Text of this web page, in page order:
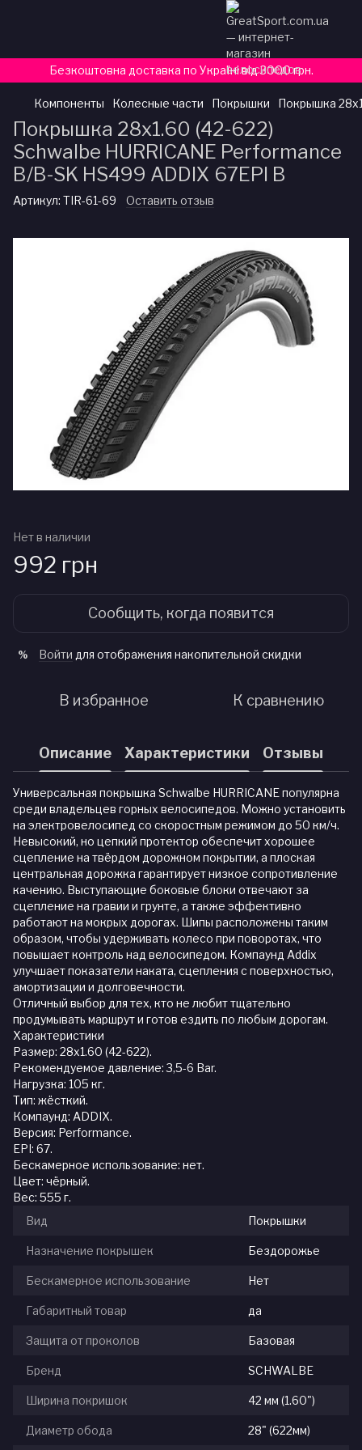
Безкоштовна доставка по Україні від 3000 грн.
Компоненты Колесные части Покрышки Покрышка
Покрышка 28x1.60 (42-622)
Schwalbe HURRICANE Performance
B/B-SK HS499 ADDIX 67EPI B
Артикул: TIR-61-69 Оставить отзыв
Нет в наличии
992 грн
Сообщить, когда появится
% Войти для отображения накопительной скидки
В избранное К сравнению
Описание Характеристики Отзывы
Универсальная покрышка Schwalbe HURRICANE популярна
среди владельцев горных велосипедов. Можно установить
на электровелосипед со скоростным режимом до 50 км/ч.
Невысокий, но цепкий протектор обеспечит хорошее
сцепление на твёрдом дорожном покрытии, а плоская
центральная дорожка гарантирует низкое сопротивление
качению. Выступающие боковые блоки отвечают за
сцепление на гравии и грунте, а также эффективно
работают на мокрых дорогах. Шипы расположены таким
образом, чтобы удерживать колесо при поворотах, что
повышает контроль над велосипедом. Компаунд Addix
улучшает показатели наката, сцепления с поверхностью,
амортизации и долговечности.
Отличный выбор для тех, кто не любит тщательно
продумывать маршрут и готов ездить по любым дорогам.
Характеристики
Размер: 28x1.60 (42-622).
Рекомендуемое давление: 3,5-6 Bar.
Нагрузка: 105 кг.
Тип: жёсткий.
Компаунд: ADDIX.
Версия: Performance.
EPI: 67.
Бескамерное использование: нет.
Цвет: чёрный.
Вес: 555 г.
Вид
Покрышки
Назначение покрышек Бездорожье
Бескамерное использование Нет
Габаритный товар да
Защита от проколов Базовая
Бренд SCHWALBE
Ширина покришок 42 мм (1.60")
Диаметр обода 28" (622мм)